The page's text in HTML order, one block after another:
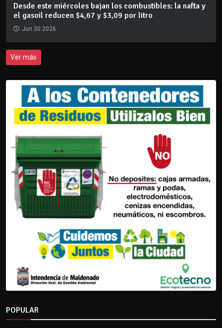
Desde este miércoles bajan los combustibles: la nafta y
el gasoil reducen $4,67 y $3,09 por litro
Jun 30 2026
Ver más
POPULAR